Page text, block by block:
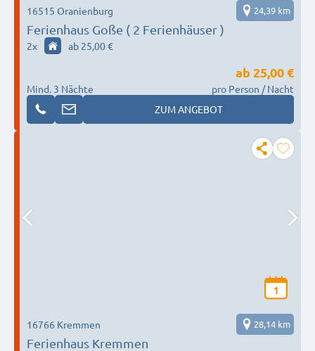
Ferienhaus Goße ( 2 Ferienhäuser )
16515 Oranienburg 24,39 km
2x ab 25,00 €
Mind. 3 Nächte
ab 25,00 €
pro Person / Nacht
ZUM ANGEBOT
1
Ferienhaus Kremmen
16766 Kremmen 28,14 km